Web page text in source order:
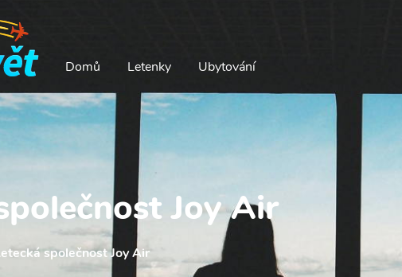
Domů Letenky Ubytování
Joy Air
společnost Joy Air